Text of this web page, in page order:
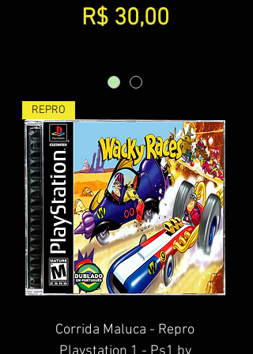
Preço
R$ 30,00
REPRO
Corrida Maluca - Repro